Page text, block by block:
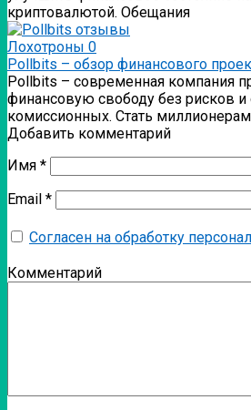
криптовалютой. Обещания
Лохотроны 0
Pollbits – обзор финансового
Pollbits – современная компания
финансовую свободу без рисков
комиссионных. Стать
Добавить комментарий
Имя *
Email *
Согласен на обработку
Комментарий